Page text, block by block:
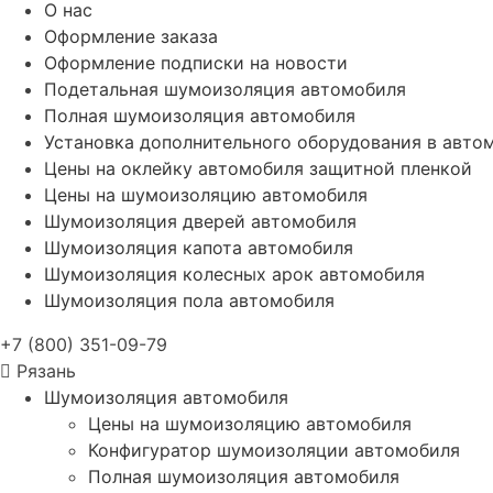
О нас
Оформление заказа
Оформление подписки на новости
Подетальная шумоизоляция автомобиля
Полная шумоизоляция автомобиля
Установка дополнительного оборудования в
Цены на оклейку автомобиля защитной пленкой
Цены на шумоизоляцию автомобиля
Шумоизоляция дверей автомобиля
Шумоизоляция капота автомобиля
Шумоизоляция колесных арок автомобиля
Шумоизоляция пола автомобиля
+7 (800) 351-09-79
Рязань
Шумоизоляция автомобиля
Цены на шумоизоляцию автомобиля
Конфигуратор шумоизоляции автомобиля
Полная шумоизоляция автомобиля